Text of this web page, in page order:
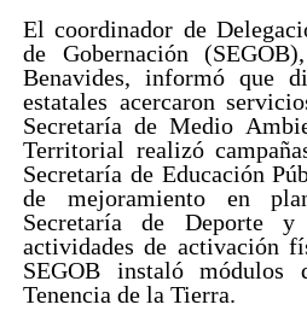
El coordinador de
de Gobernación
Benavides, informó que
estatales acercaron
Secretaría de Medio
Territorial realizó
Secretaría de Educación
de mejoramiento en
Secretaría de Deporte y
actividades de activación
SEGOB instaló
Tenencia de la Tierra.